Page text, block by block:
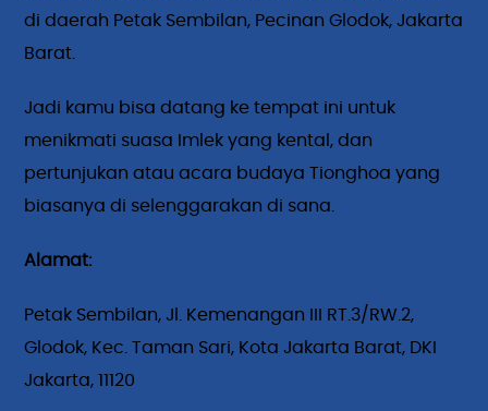
di daerah Petak Sembilan, Pecinan Glodok, Jakarta
Barat.
Jadi kamu bisa datang ke tempat ini untuk
menikmati suasa Imlek yang kental, dan
pertunjukan atau acara budaya Tionghoa yang
biasanya di selenggarakan di sana.
Alamat:
Petak Sembilan, Jl. Kemenangan III RT.3/RW.2,
Glodok, Kec. Taman Sari, Kota Jakarta Barat, DKI
Jakarta, 11120